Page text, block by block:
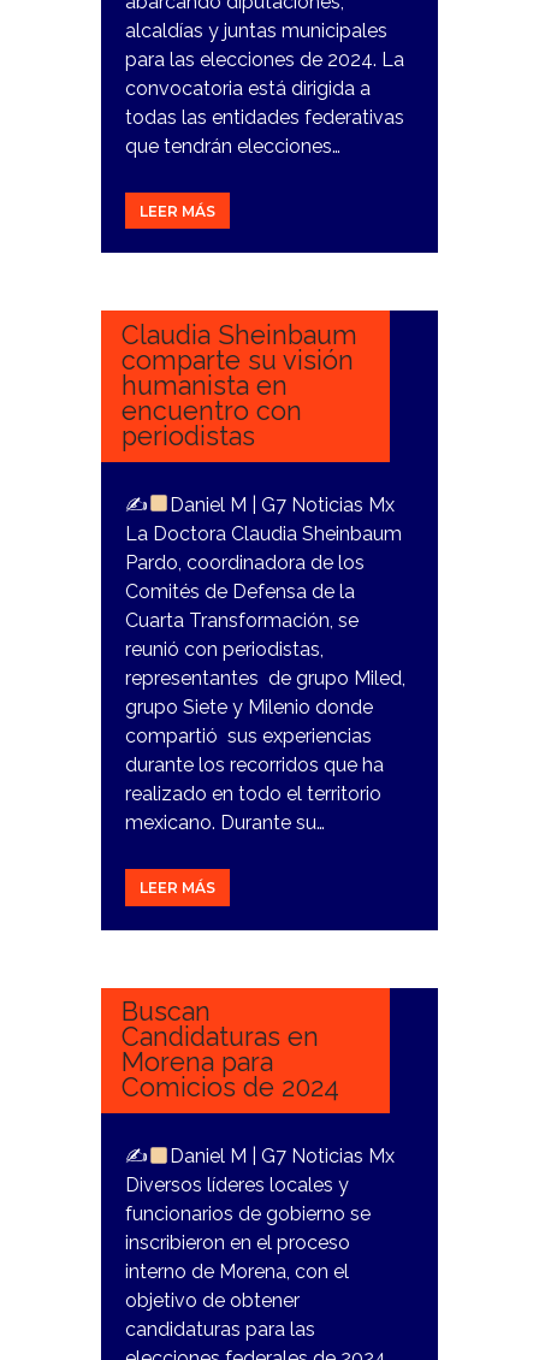
alcaldías y juntas municipales
para las elecciones de 2024. La
convocatoria está dirigida a
todas las entidades federativas
que tendrán elecciones…
LEER MÁS
6
Claudia Sheinbaum
comparte su visión
humanista en
encuentro con
periodistas
✍
Daniel M | G7 Noticias Mx
La Doctora Claudia Sheinbaum
Pardo, coordinadora de los
Comités de Defensa de la
Cuarta Transformación, se
reunió con periodistas,
representantes de grupo Miled,
grupo Siete y Milenio donde
compartió sus experiencias
durante los recorridos que ha
realizado en todo el territorio
mexicano. Durante su…
LEER MÁS
6
Buscan
Candidaturas en
Morena para
Comicios de 2024
✍
Daniel M | G7 Noticias Mx
Diversos líderes locales y
funcionarios de gobierno se
inscribieron en el proceso
interno de Morena, con el
objetivo de obtener
candidaturas para las